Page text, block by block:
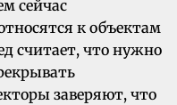
сейчас
к объектам
считает, что нужно
заверяют, что